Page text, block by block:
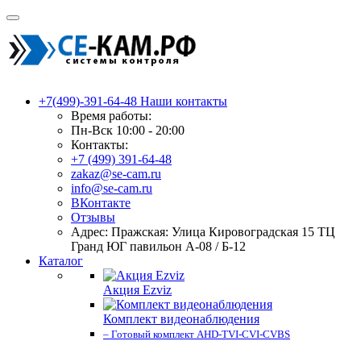
+7(499)-391-64-48 Наши контакты
Время работы:
Пн-Вск 10:00 - 20:00
Контакты:
+7 (499) 391-64-48
zakaz@se-cam.ru
info@se-cam.ru
ВКонтакте
Отзывы
Адрес: Пражская: Улица Кировоградская 15 ТЦ
Гранд ЮГ павильон А-08 / Б-12
Каталог
Акция Ezviz
Комплект видеонаблюдения
– Готовый комплект AHD-TVI-CVI-CVBS